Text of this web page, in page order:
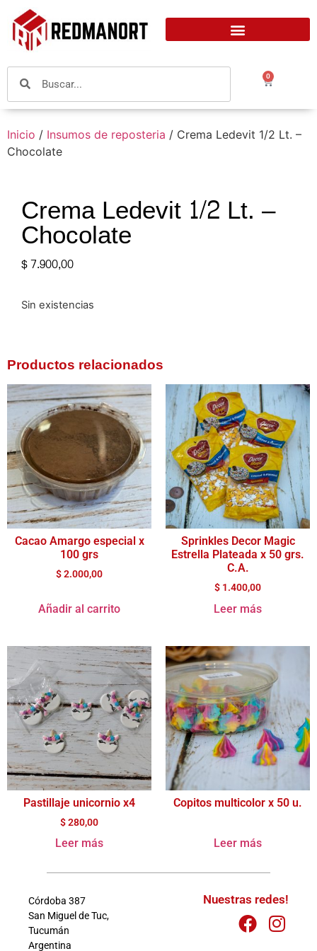
0
Inicio / Insumos de reposteria / Crema Ledevit 1/2 Lt. –
Chocolate
Crema Ledevit 1/2 Lt. –
Chocolate
$7.900,00
Sin existencias
Productos relacionados
Cacao Amargo especial x
100 grs
$2.000,00
Añadir al carrito
Sprinkles Decor Magic
Estrella Plateada x 50 grs.
C.A.
$ 1.400,00
Leer más
Pastillaje unicornio x4
$280,00
Leer más
Copitos multicolor x 50 u.
Leer más
Córdoba 387
San Miguel de Tuc,
Tucumán
Argentina
Nuestras redes!